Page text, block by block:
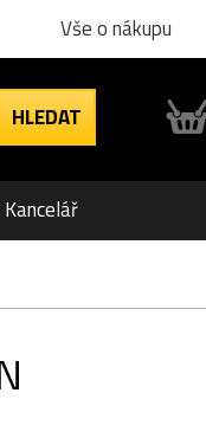
Vše o nákupu
Kancelář